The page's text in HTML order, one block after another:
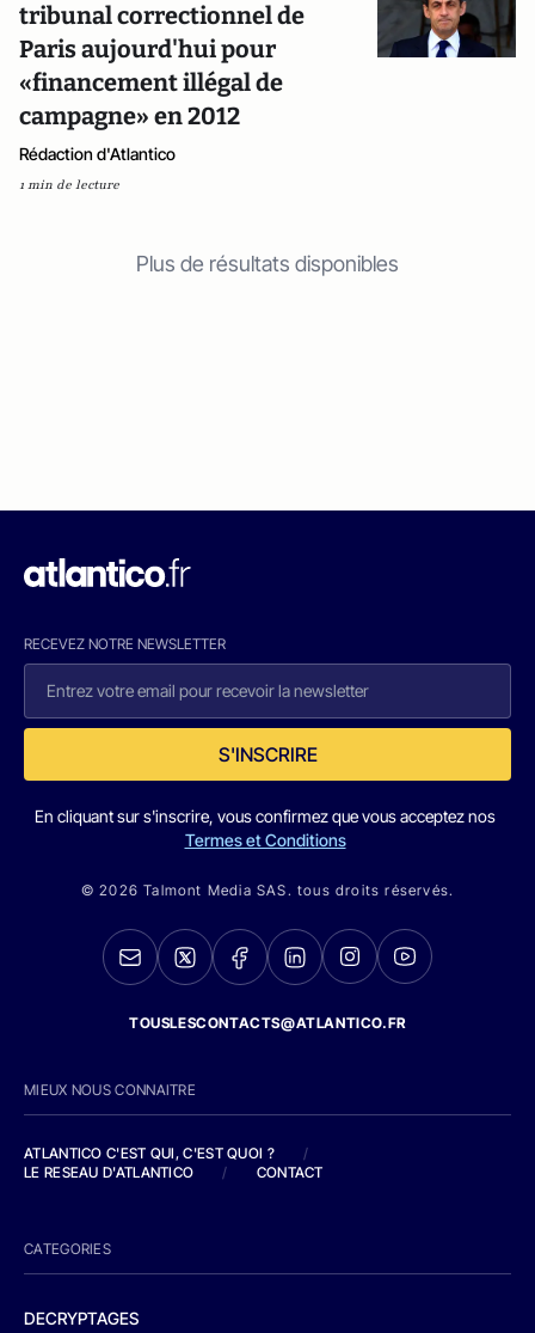
tribunal correctionnel de
Paris aujourd'hui pour
«financement illégal de
campagne» en 2012
Rédaction d'Atlantico
1 min de lecture
Plus de résultats disponibles
RECEVEZ NOTRE NEWSLETTER
S'INSCRIRE
En cliquant sur s'inscrire, vous confirmez que vous acceptez nos
Termes et Conditions
© 2026 Talmont Media SAS. tous droits réservés.
TOUSLESCONTACTS@ATLANTICO.FR
MIEUX NOUS CONNAITRE
ATLANTICO C'EST QUI, C'EST QUOI ?
/
LE RESEAU D'ATLANTICO
/ CONTACT
CATEGORIES
DECRYPTAGES